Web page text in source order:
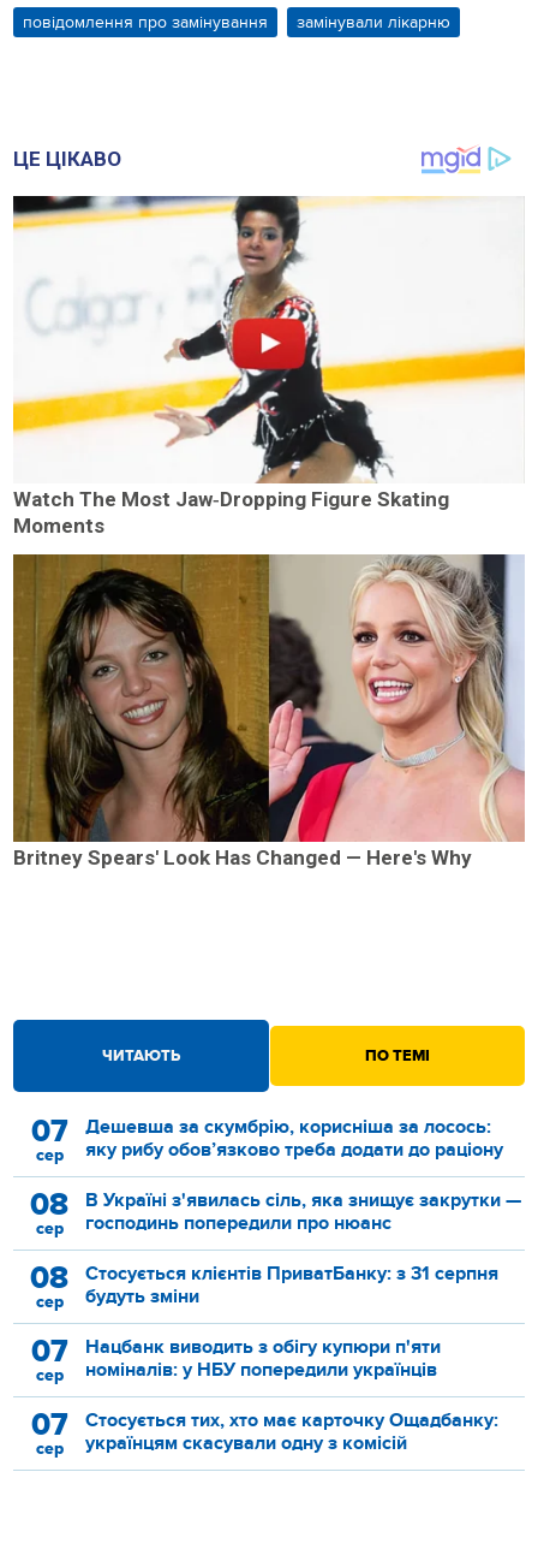
повідомлення про замінування замінували лікарню
ЧИТАЮТЬ ПО ТЕМІ
07
сер
Дешевша за скумбрію, корисніша за лосось:
яку рибу обов’язково треба додати до раціону
08
сер
В Україні з'явилась сіль, яка знищує закрутки —
господинь попередили про нюанс
08
сер
Стосується клієнтів ПриватБанку: з 31 серпня
будуть зміни
07
сер
Нацбанк виводить з обігу купюри п'яти
номіналів: у НБУ попередили українців
07
сер
Стосується тих, хто має карточку Ощадбанку:
українцям скасували одну з комісій
ЦЕ ЦІКАВО
Watch The Most Jaw‑Dropping Figure Skating
Moments
Britney Spears' Look Has Changed — Here's Why